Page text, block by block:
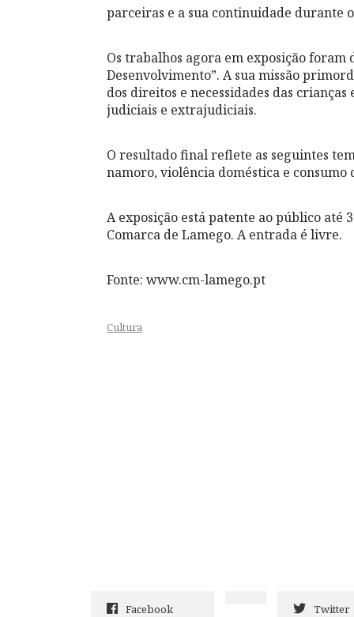
parceiras e a sua continuidade durante
Os trabalhos agora em exposição
Desenvolvimento”. A sua missão
dos direitos e necessidades das
judiciais e extrajudiciais.
O resultado final reflete as seguintes
namoro, violência doméstica e consumo
A exposição está patente ao público até
Comarca de Lamego. A entrada é livre.
Fonte: www.cm-lamego.pt
Cultura
Facebook Twitter